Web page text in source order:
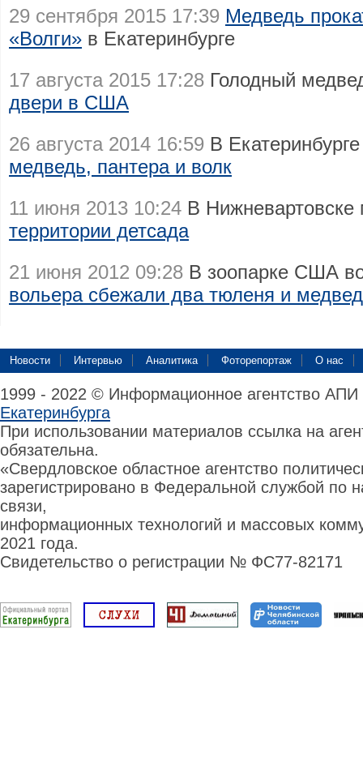
29 сентября 2015 17:39 Медведь
«Волги» в Екатеринбурге
17 августа 2015 17:28 Голодный
двери в США
26 августа 2014 16:59 В
медведь, пантера и волк
11 июня 2013 10:24 В
территории детсада
21 июня 2012 09:28 В зоопарке США
вольера сбежали два тюленя и
Новости Интервью Аналитика Фоторепортаж О нас
1999 - 2022 © Информационное агентство
Екатеринбурга
При использовании материалов ссылка на
обязательна.
«Свердловское областное агентство
зарегистрировано в Федеральной службой по
связи,
информационных технологий и массовых
2021 года.
Свидетельство о регистрации № ФС77-82171